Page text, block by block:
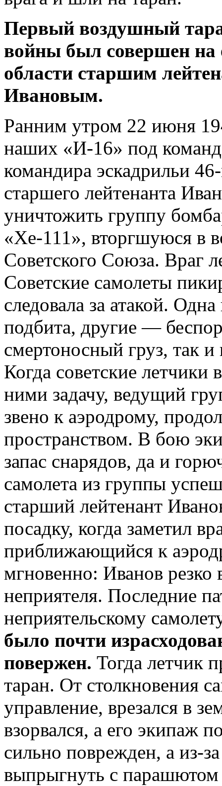
Первый воздушный
войны был совершен на
области старшим
Ивановым.
Ранним утром 22 июня
наших «И-16» под
командира эскадрильи
старшего лейтенанта
уничтожить группу
«Хе-111», вторгшуюся в
Советского Союза. Враг
Советские самолеты
следовала за атакой.
подбита, другие —
смертоносный груз, так
Когда советские
ними задачу, ведущий
звено к аэродрому,
пространством. В бою
запас снарядов, да и
самолета из группы
старший лейтенант
посадку, когда заметил
приближающийся к
мгновенно: Иванов резко
неприятеля. Последние
неприятельскому
было почти
повержен. Тогда летчик
таран. От столкновения
управление, врезался в
взорвался, а его экипаж
сильно поврежден, а из-
выпрыгнуть с